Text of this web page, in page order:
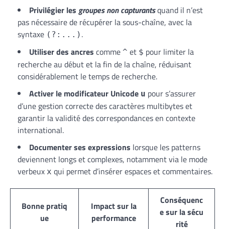
Privilégier les groupes non capturantsquand il n’est
pas nécessaire de récupérer la sous-chaîne, avec la
syntaxe (?:...) .
Utiliser des ancres comme ^ et $ pour limiter la
recherche au début et la fin de la chaîne, réduisant
considérablement le temps de recherche.
Activer le modificateur Unicode u pour s’assurer
d’une gestion correcte des caractères multibytes et
garantir la validité des correspondances en contexte
international.
Documenter ses expressions lorsque les patterns
deviennent longs et complexes, notamment via le mode
verbeux x qui permet d’insérer espaces et commentaires.
Bonne pratiq
ue
Impact sur la
performance
Conséquenc
e sur la sécu
rité